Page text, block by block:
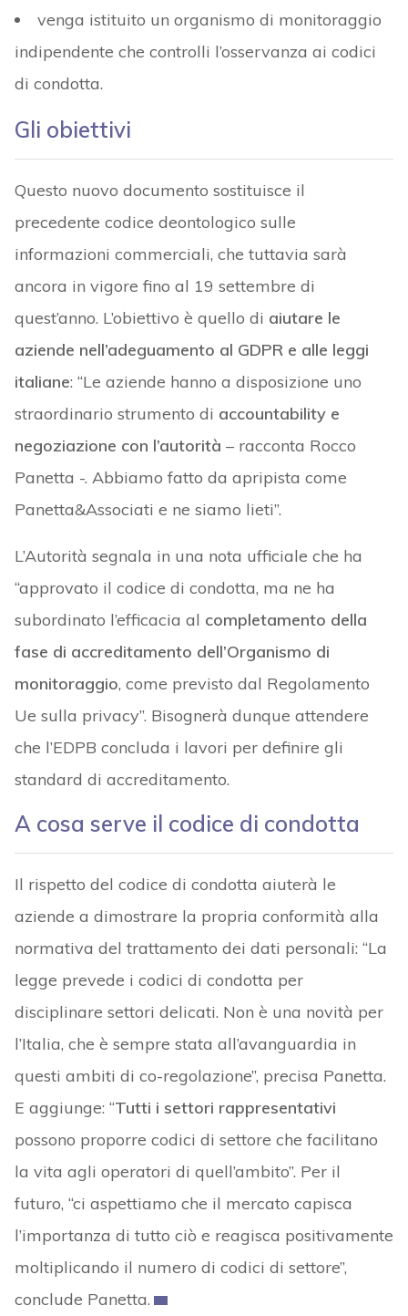
venga istituito un organismo di monitoraggio
indipendente che controlli l’osservanza ai codici
di condotta.
Gli obiettivi
Questo nuovo documento sostituisce il
precedente codice deontologico sulle
informazioni commerciali, che tuttavia sarà
ancora in vigore fino al 19 settembre di
quest’anno. L’obiettivo è quello di aiutare le
aziende nell’adeguamento al GDPR e alle leggi
italiane: “Le aziende hanno a disposizione uno
straordinario strumento di accountability e
negoziazione con l’autorità – racconta Rocco
Panetta -. Abbiamo fatto da apripista come
Panetta&Associati e ne siamo lieti”.
L’Autorità segnala in una nota ufficiale che ha
“approvato il codice di condotta, ma ne ha
subordinato l’efficacia al completamento della
fase di accreditamento dell’Organismo di
monitoraggio, come previsto dal Regolamento
Ue sulla privacy”. Bisognerà dunque attendere
che l’EDPB concluda i lavori per definire gli
standard di accreditamento.
A cosa serve il codice di condotta
Il rispetto del codice di condotta aiuterà le
aziende a dimostrare la propria conformità alla
normativa del trattamento dei dati personali: “La
legge prevede i codici di condotta per
disciplinare settori delicati. Non è una novità per
l’Italia, che è sempre stata all’avanguardia in
questi ambiti di co-regolazione”, precisa Panetta.
E aggiunge: “Tutti i settori rappresentativi
possono proporre codici di settore che facilitano
la vita agli operatori di quell’ambito”. Per il
futuro, “ci aspettiamo che il mercato capisca
l’importanza di tutto ciò e reagisca positivamente
moltiplicando il numero di codici di settore”,
conclude Panetta.